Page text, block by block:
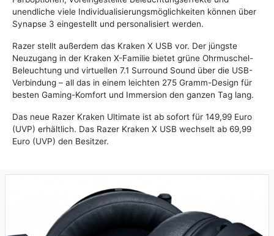
unendliche viele Individualisierungsmöglichkeiten können über
Synapse 3 eingestellt und personalisiert werden.
Razer stellt außerdem das Kraken X USB vor. Der jüngste
Neuzugang in der Kraken X-Familie bietet grüne Ohrmuschel-
Beleuchtung und virtuellen 7.1 Surround Sound über die USB-
Verbindung – all das in einem leichten 275 Gramm-Design für
besten Gaming-Komfort und Immersion den ganzen Tag lang.
Das neue Razer Kraken Ultimate ist ab sofort für 149,99 Euro
(UVP) erhältlich. Das Razer Kraken X USB wechselt ab 69,99
Euro (UVP) den Besitzer.